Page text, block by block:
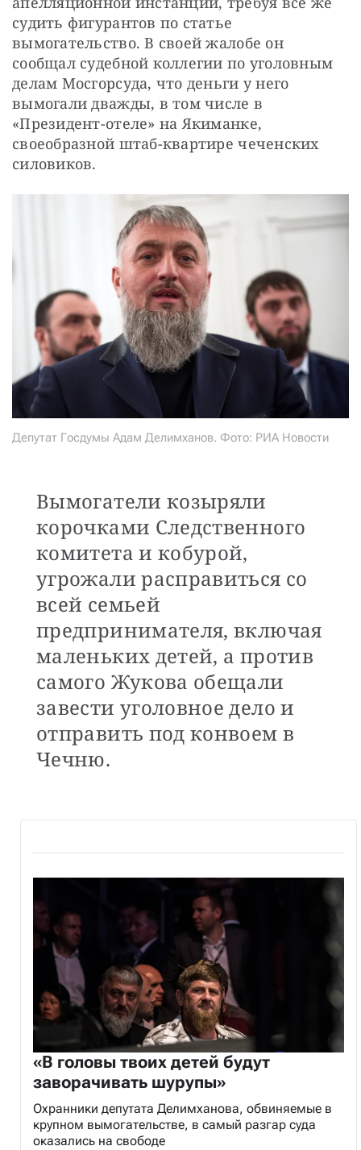
судить фигурантов по статье
вымогательство. В своей жалобе он
сообщал судебной коллегии по уголовным
делам Мосгорсуда, что деньги у него
вымогали дважды, в том числе в
«Президент-отеле» на Якиманке,
своеобразной штаб-квартире чеченских
силовиков.
Депутат Госдумы Адам Делимханов. Фото: РИА Новости
Вымогатели козыряли
корочками Следственного
комитета и кобурой,
угрожали расправиться со
всей семьей
предпринимателя, включая
маленьких детей, а против
самого Жукова обещали
завести уголовное дело и
отправить под конвоем в
Чечню.
«В головы твоих детей будут
заворачивать шурупы»
Охранники депутата Делимханова, обвиняемые в
крупном вымогательстве, в самый разгар суда
оказались на свободе